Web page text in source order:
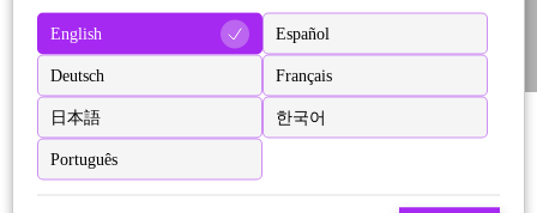
English Español
Deutsch Français
日本語 한국어
Português